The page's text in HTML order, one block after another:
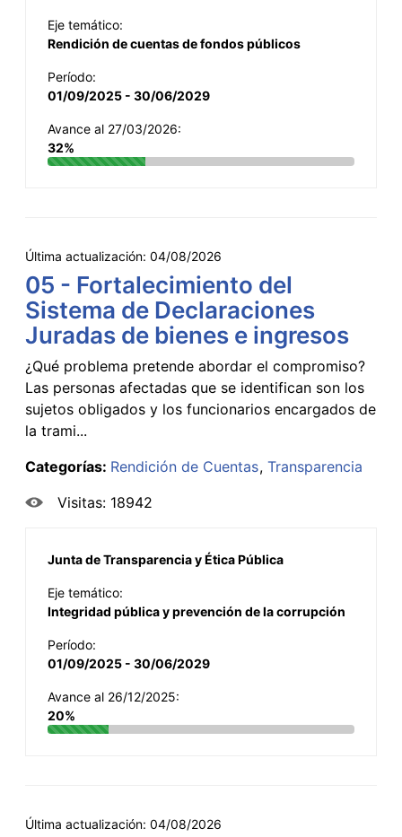
Eje temático:
Rendición de cuentas de fondos públicos
Período:
01/09/2025 - 30/06/2029
Avance al 27/03/2026:
32%
Última actualización: 04/08/2026
05 - Fortalecimiento del
Sistema de Declaraciones
Juradas de bienes e ingresos
¿Qué problema pretende abordar el compromiso?
Las personas afectadas que se identifican son los
sujetos obligados y los funcionarios encargados de
la trami...
Categorías: Rendición de Cuentas Transparencia
Visitas: 18942
Junta de Transparencia y Ética Pública
Eje temático:
Integridad pública y prevención de la corrupción
Período:
01/09/2025 - 30/06/2029
Avance al 26/12/2025:
20%
Última actualización: 04/08/2026